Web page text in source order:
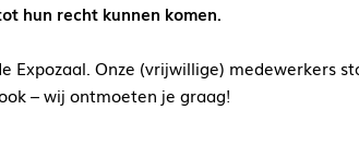
hun recht kunnen komen.
Expozaal. Onze (vrijwillige) medewerkers
– wij ontmoeten je graag!